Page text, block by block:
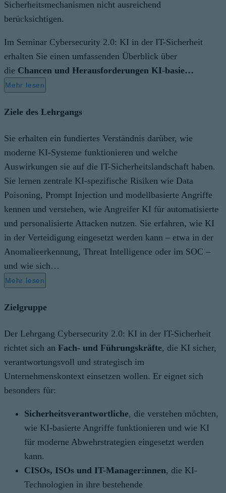
Sicherheitsmechanismen nicht ausreichend
berücksichtigen.
Im Seminar Cybersecurity 2.0: KI in der IT-Sicherheit
erhalten Sie einen umfassenden Überblick über
die Chancen und Herausforderungen KI-basie…
Mehr lesen
Ziele des Lehrgangs
Sie erhalten ein fundiertes Verständnis darüber, wie
moderne KI-Systeme funktionieren und welche
Auswirkungen sie auf die IT-Sicherheitslandschaft haben.
Sie lernen zentrale KI-spezifische Risiken wie Data
Poisoning, Prompt Injection und modellbasierte Angriffe
kennen und verstehen, wie Angreifer KI für automatisierte
und personalisierte Attacken nutzen. Sie erfahren, wie KI
in der Verteidigung eingesetzt werden kann – etwa in der
Anomalieerkennung, Threat Intelligence oder im SOC –
und wie sich…
Mehr lesen
Zielgruppe
Der Lehrgang Cybersecurity 2.0: KI in der IT-Sicherheit
richtet sich an Fach- und Führungskräfte, die KI sicher,
verantwortungsvoll und strategisch im
Unternehmenskontext einsetzen wollen. Er eignet sich
besonders für:
Sicherheitsverantwortliche, die verstehen möchten,
wie KI-basierte Angriffe funktionieren und wie KI
für moderne Abwehrstrategien eingesetzt werden
kann.
CISOs, ISOs und IT-Manager:innen, die KI-
Technologien in ihre bestehende